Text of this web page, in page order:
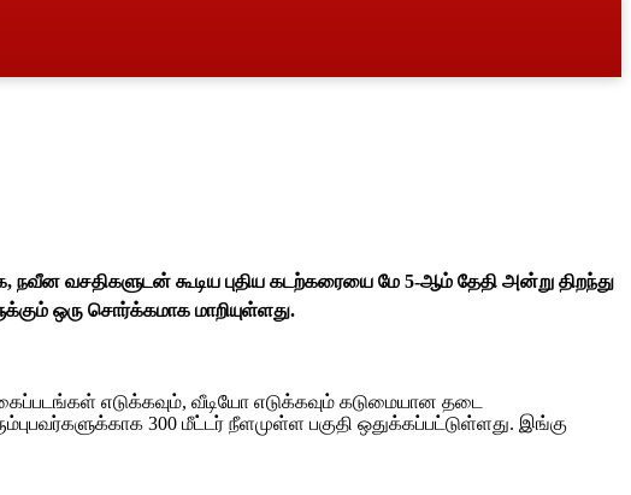
நவீன வசதிகளுடன் கூடிய புதிய கடற்கரையை மே 5-ஆம் தேதி அன்று திறந்து
ஒரு சொர்க்கமாக மாறியுள்ளது.
எடுக்கவும், வீடியோ எடுக்கவும் கடுமையான தடை
300 மீட்டர் நீளமுள்ள பகுதி ஒதுக்கப்பட்டுள்ளது. இங்கு